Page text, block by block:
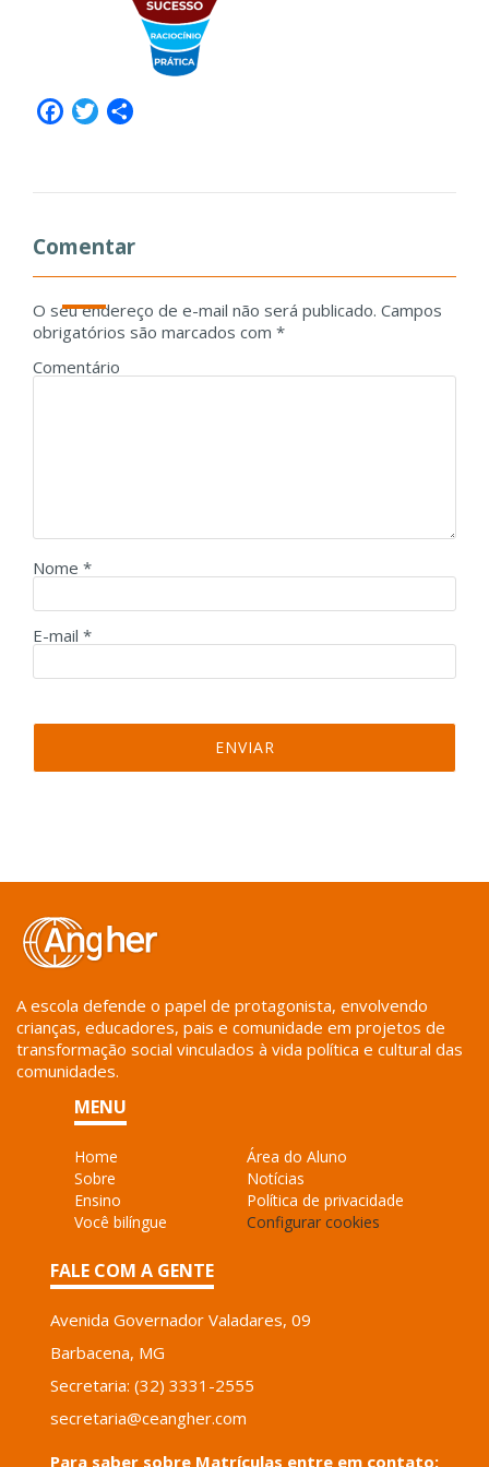
Facebook
Twitter
Comentar
O seu endereço de e-mail não será publicado. Campos
obrigatórios são marcados com *
Comentário
Nome *
E-mail *
A escola defende o papel de protagonista, envolvendo
crianças, educadores, pais e comunidade em projetos de
transformação social vinculados à vida política e cultural das
comunidades.
MENU
Home
Sobre
Ensino
Você bilíngue
Área do Aluno
Notícias
Política de privacidade
Configurar cookies
FALE COM A GENTE
Avenida Governador Valadares, 09
Barbacena, MG
Secretaria: (32) 3331-2555
secretaria@ceangher.com
Para saber sobre Matrículas entre em contato: